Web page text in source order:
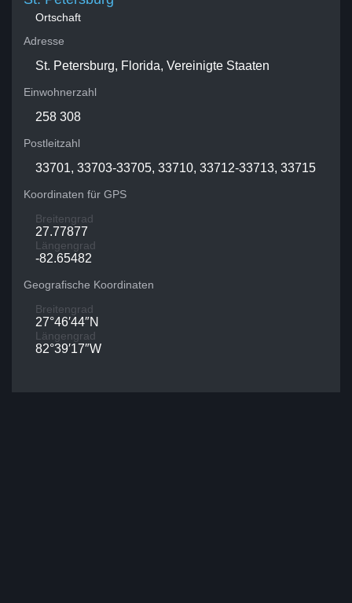
Ortschaft
Adresse
St. Petersburg, Florida, Vereinigte Staaten
Einwohnerzahl
258 308
Postleitzahl
33701, 33703-33705, 33710, 33712-33713, 33715
Koordinaten für GPS
Breitengrad
27.77877
Längengrad
-82.65482
Geografische Koordinaten
Breitengrad
27°46′44″N
Längengrad
82°39′17″W